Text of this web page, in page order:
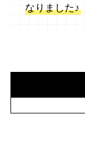
なりました♪